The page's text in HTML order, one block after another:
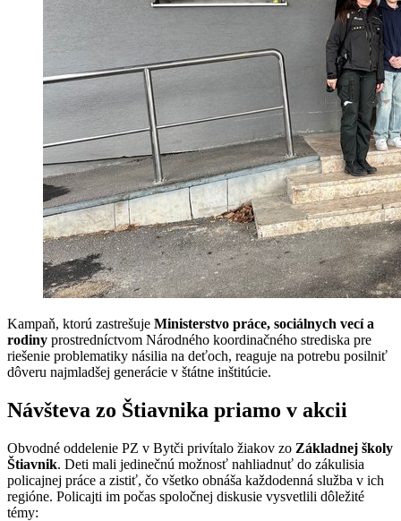
Kampaň, ktorú zastrešuje Ministerstvo práce, sociálnych vecí a
rodiny prostredníctvom Národného koordinačného strediska pre
riešenie problematiky násilia na deťoch, reaguje na potrebu posilniť
dôveru najmladšej generácie v štátne inštitúcie.
Návšteva zo Štiavnika priamo v akcii
Obvodné oddelenie PZ v Bytči privítalo žiakov zo Základnej školy
Štiavnik. Deti mali jedinečnú možnosť nahliadnuť do zákulisia
policajnej práce a zistiť, čo všetko obnáša každodenná služba v ich
regióne. Policajti im počas spoločnej diskusie vysvetlili dôležité
témy: